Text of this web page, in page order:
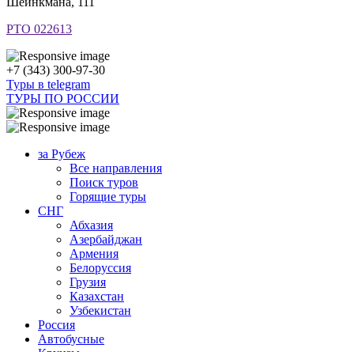
РТО 022613
+7 (343) 300-97-30
Туры в telegram
ТУРЫ ПО РОССИИ
за Рубеж
Все направления
Поиск туров
Горящие туры
СНГ
Абхазия
Азербайджан
Армения
Белоруссия
Грузия
Казахстан
Узбекистан
Россия
Автобусные